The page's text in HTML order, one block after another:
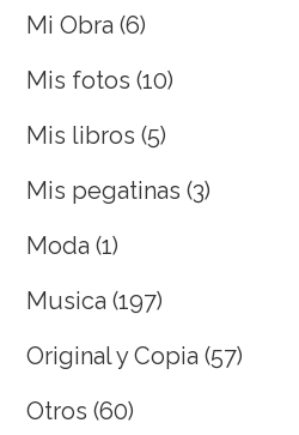
Mi Obra (6)
Mis fotos (10)
Mis libros (5)
Mis pegatinas (3)
Moda (1)
Musica (197)
Original y Copia (57)
Otros (60)